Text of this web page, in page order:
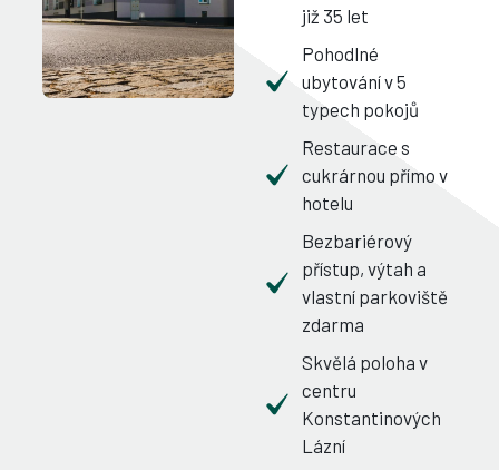
již 35 let
Pohodlné
ubytování v 5
typech pokojů
Restaurace s
cukrárnou přímo v
hotelu
Bezbariérový
přístup, výtah a
vlastní parkoviště
zdarma
Skvělá poloha v
centru
Konstantinových
Lázní